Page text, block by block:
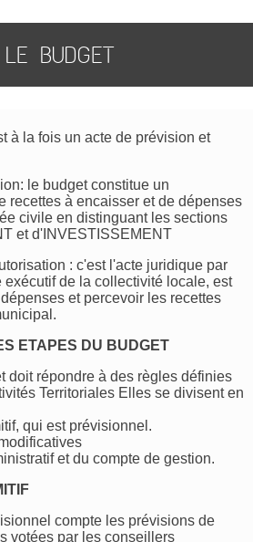
LE BUDGET
à la fois un acte de prévision et
le budget constitue un
recettes à encaisser et de dépenses
civile en distinguant les sections
et d'INVESTISSEMENT
: c'est l'acte juridique par
exécutif de la collectivité locale, est
et percevoir les recettes
ETAPES DU BUDGET
doit répondre à des règles définies
Territoriales Elles se divisent en
qui est prévisionnel.
et du compte de gestion.
compte les prévisions de
votées par les conseillers